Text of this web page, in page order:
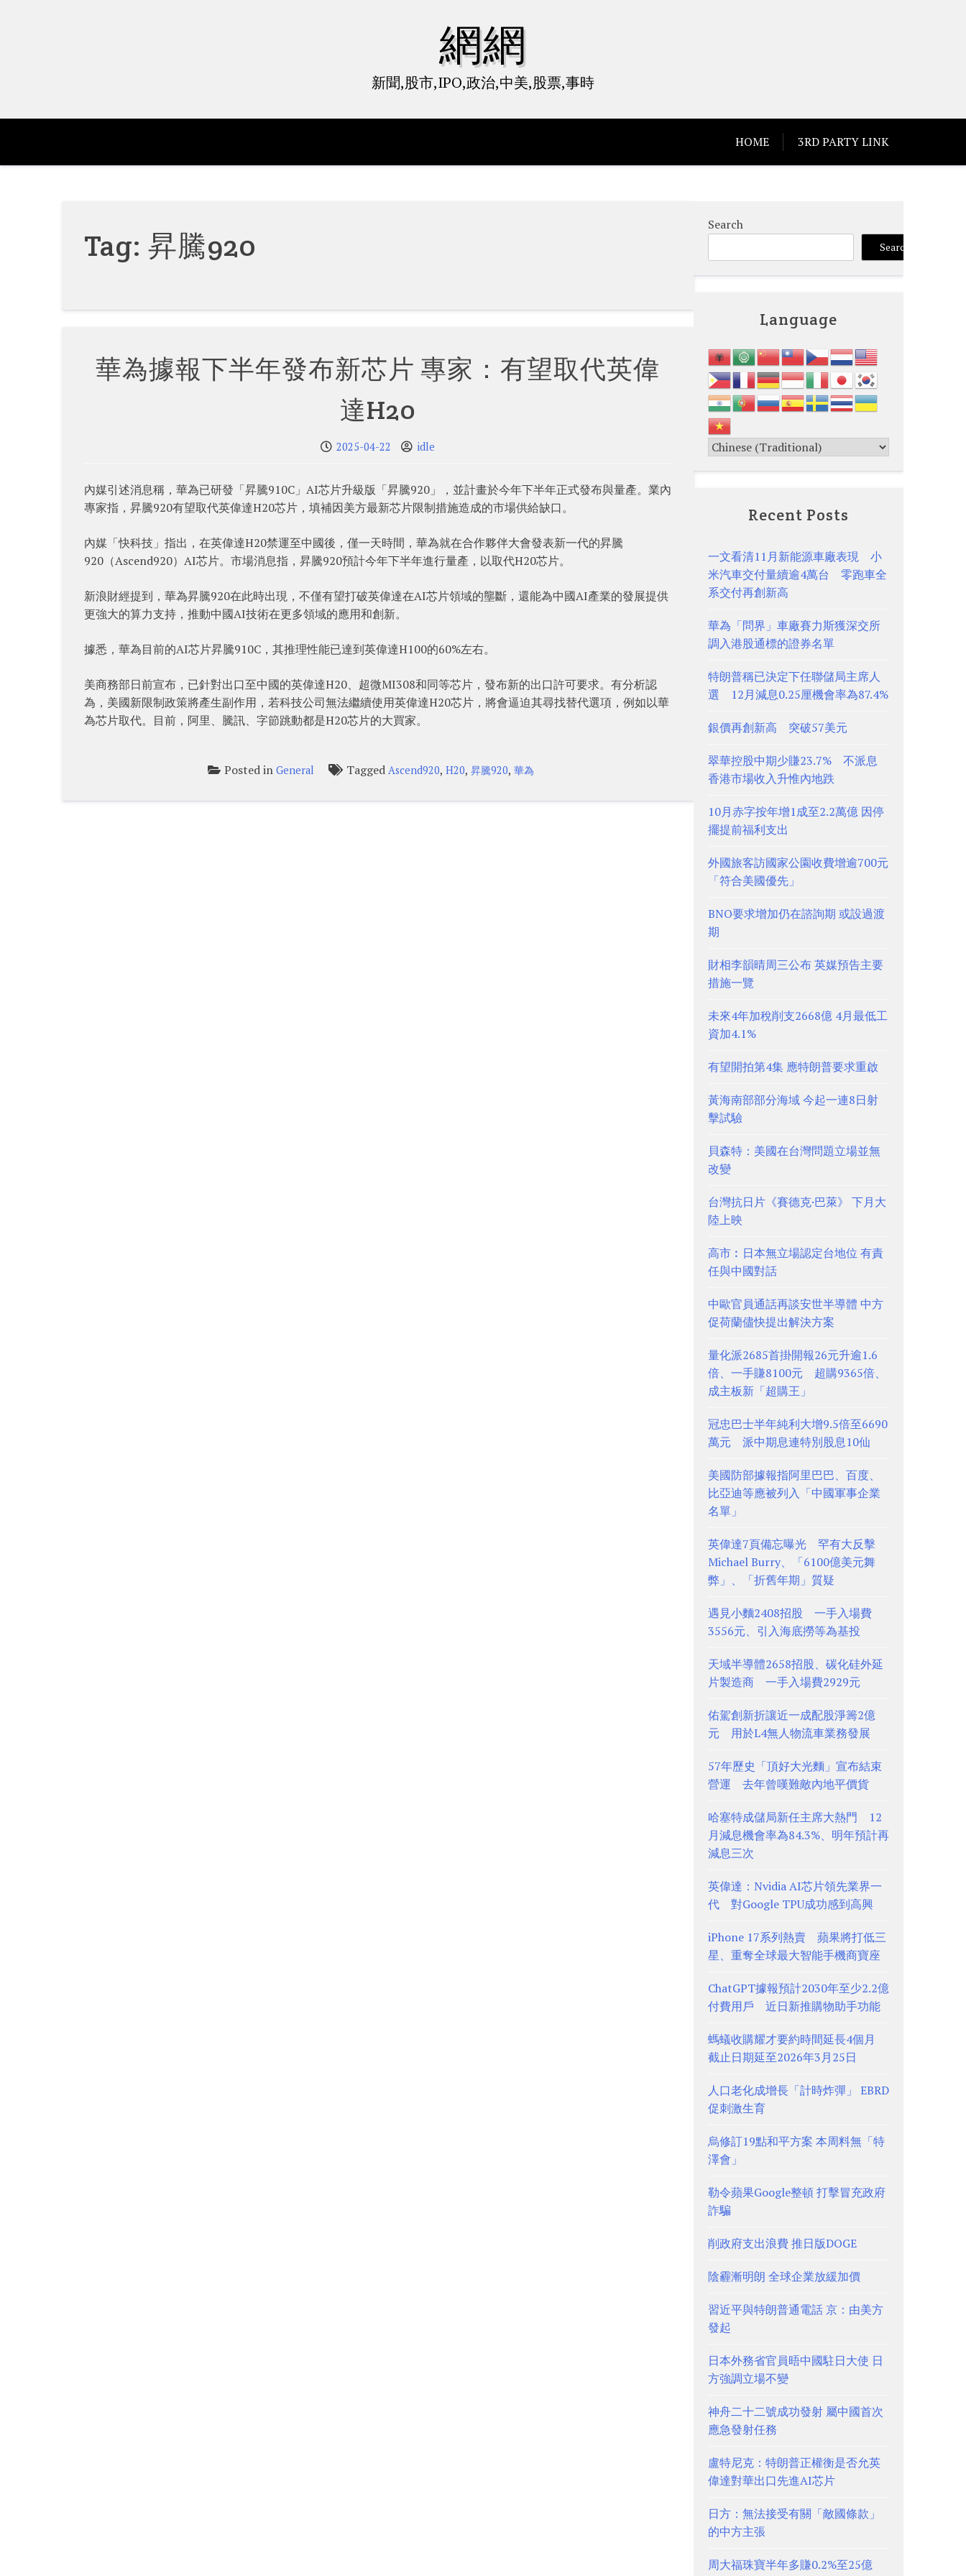
網網
新聞,股市,IPO,政治,中美,股票,事時
HOME 3RD PARTY LINK
Tag: 昇騰920
華為據報下半年發布新芯片 專家：有望取代英偉
達H20
2025-04-22 idle
內媒引述消息稱，華為已研發「昇騰910C」AI芯片升級版「昇騰920」，並計畫於今年下半年正式發布與量產。業內
專家指，昇騰920有望取代英偉達H20芯片，填補因美方最新芯片限制措施造成的市場供給缺口。
內媒「快科技」指出，在英偉達H20禁運至中國後，僅一天時間，華為就在合作夥伴大會發表新一代的昇騰
920（Ascend920）AI芯片。市場消息指，昇騰920預計今年下半年進行量產，以取代H20芯片。
新浪財經提到，華為昇騰920在此時出現，不僅有望打破英偉達在AI芯片領域的壟斷，還能為中國AI產業的發展提供
更強大的算力支持，推動中國AI技術在更多領域的應用和創新。
據悉，華為目前的AI芯片昇騰910C，其推理性能已達到英偉達H100的60%左右。
美商務部日前宣布，已針對出口至中國的英偉達H20、超微MI308和同等芯片，發布新的出口許可要求。有分析認
為，美國新限制政策將產生副作用，若科技公司無法繼續使用英偉達H20芯片，將會逼迫其尋找替代選項，例如以華
為芯片取代。目前，阿里、騰訊、字節跳動都是H20芯片的大買家。
Posted in General Tagged Ascend920, H20, 昇騰920, 華為
Search
Search
Language
Recent Posts
一文看清11月新能源車廠表現 小
米汽車交付量續逾4萬台 零跑車全
系交付再創新高
華為「問界」車廠賽力斯獲深交所
調入港股通標的證券名單
特朗普稱已決定下任聯儲局主席人
選 12月減息0.25厘機會率為87.4%
銀價再創新高 突破57美元
翠華控股中期少賺23.7% 不派息
香港市場收入升惟內地跌
10月赤字按年增1成至2.2萬億 因停
擺提前福利支出
外國旅客訪國家公園收費增逾700元
「符合美國優先」
BNO要求增加仍在諮詢期 或設過渡
期
財相李韻晴周三公布 英媒預告主要
措施一覽
未來4年加稅削支2668億 4月最低工
資加4.1%
有望開拍第4集 應特朗普要求重啟
黃海南部部分海域 今起一連8日射
擊試驗
貝森特：美國在台灣問題立場並無
改變
台灣抗日片《賽德克·巴萊》 下月大
陸上映
高市︰日本無立場認定台地位 有責
任與中國對話
中歐官員通話再談安世半導體 中方
促荷蘭儘快提出解決方案
量化派2685首掛開報26元升逾1.6
倍、一手賺8100元 超購9365倍、
成主板新「超購王」
冠忠巴士半年純利大增9.5倍至6690
萬元 派中期息連特別股息10仙
美國防部據報指阿里巴巴、百度、
比亞迪等應被列入「中國軍事企業
名單」
英偉達7頁備忘曝光 罕有大反擊
Michael Burry、「6100億美元舞
弊」、「折舊年期」質疑
遇見小麵2408招股 一手入場費
3556元、引入海底撈等為基投
天域半導體2658招股、碳化硅外延
片製造商 一手入場費2929元
佑駕創新折讓近一成配股淨籌2億
元 用於L4無人物流車業務發展
57年歷史「頂好大光麵」宣布結束
營運 去年曾嘆難敵內地平價貨
哈塞特成儲局新任主席大熱門 12
月減息機會率為84.3%、明年預計再
減息三次
英偉達：Nvidia AI芯片領先業界一
代 對Google TPU成功感到高興
iPhone 17系列熱賣 蘋果將打低三
星、重奪全球最大智能手機商寶座
ChatGPT據報預計2030年至少2.2億
付費用戶 近日新推購物助手功能
螞蟻收購耀才要約時間延長4個月
截止日期延至2026年3月25日
人口老化成增長「計時炸彈」 EBRD
促刺激生育
烏修訂19點和平方案 本周料無「特
澤會」
勒令蘋果Google整頓 打擊冒充政府
詐騙
削政府支出浪費 推日版DOGE
陰霾漸明朗 全球企業放緩加價
習近平與特朗普通電話 京：由美方
發起
日本外務省官員晤中國駐日大使 日
方強調立場不變
神舟二十二號成功發射 屬中國首次
應急發射任務
盧特尼克：特朗普正權衡是否允英
偉達對華出口先進AI芯片
日方：無法接受有關「敵國條款」
的中方主張
周大福珠寶半年多賺0.2%至25億